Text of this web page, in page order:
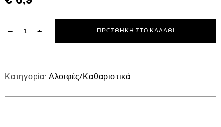
− + ΠΡΟΣΘΉΚΗ ΣΤΟ ΚΑΛΆΘΙ
Κατηγορία: Αλοιφές/Καθαριστικά